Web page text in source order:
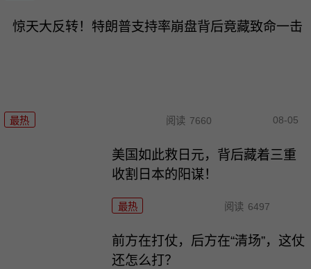
惊天大反转！特朗普支持率崩盘背后竟藏致命一击
最热 阅读 7660 08-05
美国如此救日元，背后藏着三重
收割日本的阳谋！
最热 阅读 6497
前方在打仗，后方在“清场”，这仗
还怎么打？